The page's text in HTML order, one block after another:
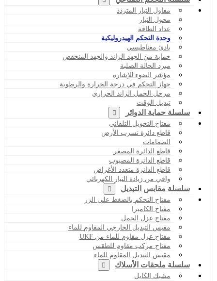
مقاول التيار المتردد
محول التيار
عداد الطاقة
وحدة التحكم الهيدروليكية
بادئ مغناطيسي
حماية من الجهد الزائد والجهد المنخفض
مبرد الحالة الصلبة
مؤشر الضوء للإشارة
جهاز التحكم في درجة الحرارة والرطوبة
مرحل الحمل الزائد الحراري
تبديل الوقت
سلسلة حماية الدوائر
مفتاح التحويل التلقائي
قاطع دائرة تسرب الأرض
الصمامات
قاطع الدائرة المصغر
قاطع الدائرة المصبوب
قاطع الدائرة متعدد الأغراض
واقي من زيادة التيار الكهربائي
سلسلة مقابس التبديل
مفتاح التحكم بالضغط على الزر
مفتاح الكاميرا
مفتاح عزل الحمل
مقبس التبديل الخارجي المقاوم للماء
مفتاح عزل مقاوم للماء من UKF
مفتاح مركب مقاوم للطقس
مقبس التبديل المقاوم للماء
سلسلة ملحقات الأسلاك
مشبك الكابل